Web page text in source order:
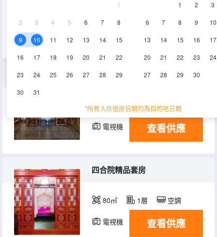
1
2 3 4 5 6 7 8
9 10 11 12 13 14 15
16 17 18 19 20 21 22
23 24 25 26 27 28 29
30 31
1
2 3
6 7 8 9 10
13 14 15 16 17
20 21 22 23 24
27 28 29 30
*所有入住退房日期均為目的地日期
空調
【望荷】觀景大床房（套房）
50㎡ 1層 空調
電視機 查看供應
四合院精品套房
80㎡ 1層 空調
電視機 查看供應